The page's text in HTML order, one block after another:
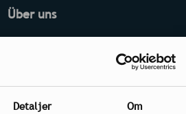
Detaljer Om
Über uns
Kontakt
Neuigkeiten